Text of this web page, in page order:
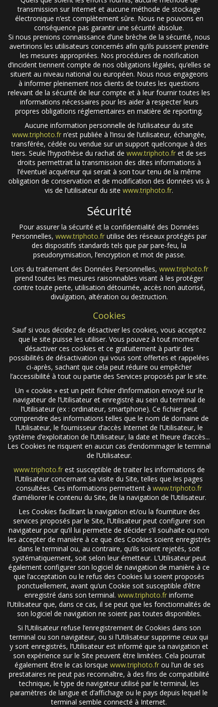
transmission sur Internet et aucune méthode de stockage
électronique n’est complètement sûre. Nous ne pouvons en
conséquence pas garantir une sécurité absolue.
Si nous prenions connaissance d’une brèche de la sécurité, nous
avertirions les utilisateurs concernés afin qu’ils puissent prendre
les mesures appropriées. Nos procédures de notification
d’incident tiennent compte de nos obligations légales, qu’elles se
situent au niveau national ou européen. Nous nous engageons
à informer pleinement nos clients de toutes les questions
relevant de la sécurité de leur compte et à leur fournir toutes les
informations nécessaires pour les aider à respecter leurs
propres obligations réglementaires en matière de reporting.
Aucune information personnelle de l’utilisateur du site
www.triphoto.frn’est publiée à l’insu de l’utilisateur, échangée,
transférée, cédée ou vendue sur un support quelconque à des
tiers. Seule l’hypothèse du rachat de www.triphoto.fr et de ses
droits permettrait la transmission des dites informations à
l’éventuel acquéreur qui serait à son tour tenu de la même
obligation de conservation et de modification des données vis à
vis de l’utilisateur du site www.triphoto.fr.
Sécurité
Pour assurer la sécurité et la confidentialité des Données
Personnelles, www.triphoto.fr utilise des réseaux protégés par
des dispositifs standards tels que par pare-feu, la
pseudonymisation, l’encryption et mot de passe.
Lors du traitement des Données Personnelles, www.triphoto.fr
prend toutes les mesures raisonnables visant à les protéger
contre toute perte, utilisation détournée, accès non autorisé,
divulgation, altération ou destruction.
Cookies
Sauf si vous décidez de désactiver les cookies, vous acceptez
que le site puisse les utiliser. Vous pouvez à tout moment
désactiver ces cookies et ce gratuitement à partir des
possibilités de désactivation qui vous sont offertes et rappelées
ci-après, sachant que cela peut réduire ou empêcher
l’accessibilité à tout ou partie des Services proposés par le site.
Un « cookie » est un petit fichier d’information envoyé sur le
navigateur de l’Utilisateur et enregistré au sein du terminal de
l’Utilisateur (ex : ordinateur, smartphone). Ce fichier peut
comprendre des informations telles que le nom de domaine de
l’Utilisateur, le fournisseur d’accès Internet de l’Utilisateur, le
système d’exploitation de l’Utilisateur, la date et l’heure d’accès...
Les Cookies ne risquent en aucun cas d’endommager le terminal
de l’Utilisateur.
www.triphoto.frest susceptible de traiter les informations de
l’Utilisateur concernant sa visite du Site, telles que les pages
consultées. Ces informations permettent à www.triphoto.fr
d’améliorer le contenu du Site, de la navigation de l’Utilisateur.
Les Cookies facilitant la navigation et/ou la fourniture des
services proposés par le Site, l’Utilisateur peut configurer son
navigateur pour qu’il lui permette de décider s’il souhaite ou non
les accepter de manière à ce que des Cookies soient enregistrés
dans le terminal ou, au contraire, qu’ils soient rejetés, soit
systématiquement, soit selon leur émetteur. L’Utilisateur peut
également configurer son logiciel de navigation de manière à ce
que l’acceptation ou le refus des Cookies lui soient proposés
ponctuellement, avant qu’un Cookie soit susceptible d’être
enregistré dans son terminal. www.triphoto.fr informe
l’Utilisateur que, dans ce cas, il se peut que les fonctionnalités de
son logiciel de navigation ne soient pas toutes disponibles.
Si l’Utilisateur refuse l’enregistrement de Cookies dans son
terminal ou son navigateur, ou si l’Utilisateur supprime ceux qui
y sont enregistrés, l’Utilisateur est informé que sa navigation et
son expérience sur le Site peuvent être limitées. Cela pourrait
également être le cas lorsque www.triphoto.frou l’un de ses
prestataires ne peut pas reconnaître, à des fins de compatibilité
technique, le type de navigateur utilisé par le terminal, les
paramètres de langue et d’affichage ou le pays depuis lequel le
terminal semble connecté à Internet.